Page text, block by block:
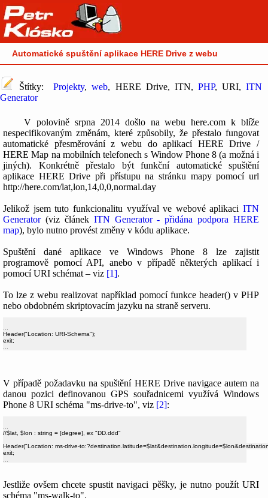
Automatické spuštění aplikace HERE Drive z webu
Štítky:Projekty,web, HERE Drive, ITN, PHP, URI,ITN
Generator
V polovině srpna 2014 došlo na webu here.com k blíže
nespecifikovaným změnám, které způsobily, že přestalo fungovat
automatické přesměrování z webu do aplikací HERE Drive /
HERE Map na mobilních telefonech s Window Phone 8 (a možná i
jiných). Konkrétně přestalo být funkční automatické spuštění
aplikace HERE Drive při přístupu na stránku mapy pomocí url
http://here.com/lat,lon,14,0,0,normal.day
Jelikož jsem tuto funkcionalitu využíval ve webové aplikaci ITN
Generator(viz článek ITN Generator - přidána podpora HERE
map), bylo nutno provést změny v kódu aplikace.
Spuštění dané aplikace ve Windows Phone 8 lze zajistit
programově pomocí API, anebo v případě některých aplikací i
pomocí URI schémat – viz [1].
To lze z webu realizovat například pomocí funkce header() v PHP
nebo obdobném skriptovacím jazyku na straně serveru.
Header("Location: URI-Schema");
exit;
V případě požadavku na spuštění HERE Drive navigace autem na
danou pozici definovanou GPS souřadnicemi využívá Windows
Phone 8 URI schéma "ms-drive-to", viz [2]:
//$lat, $lon : string = [degree], ex "DD.ddd"
Header("Location: ms-drive-
exit;
Jestliže ovšem chcete spustit navigaci pěšky, je nutno použít URI
schéma "ms-walk-to".